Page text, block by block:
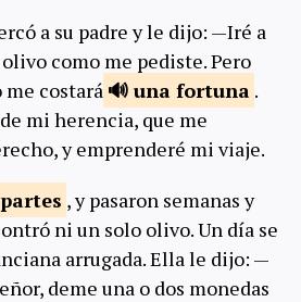
a su padre y le dijo: —Iré a
como me pediste. Pero
costará
una fortuna .
mi herencia, que me
y emprenderé mi viaje.
partes , y pasaron semanas y
ni un solo olivo. Un día se
arrugada. Ella le dijo: —
deme una o dos monedas